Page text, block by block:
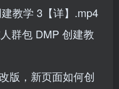
教学 3【详】.mp4
群包 DMP 创建教
版，新页面如何创